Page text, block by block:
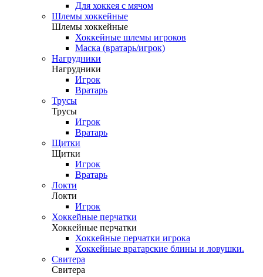
Для хоккея с мячом
Шлемы хоккейные
Шлемы хоккейные
Хоккейные шлемы игроков
Маска (вратарь/игрок)
Нагрудники
Нагрудники
Игрок
Вратарь
Трусы
Трусы
Игрок
Вратарь
Щитки
Щитки
Игрок
Вратарь
Локти
Локти
Игрок
Хоккейные перчатки
Хоккейные перчатки
Хоккейные перчатки игрока
Хоккейные вратарские блины и ловушки.
Свитера
Свитера